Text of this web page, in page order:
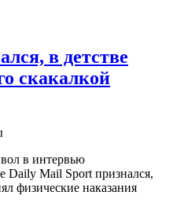
в детстве
скакалкой
в интервью
Daily Mail Sport признался,
физические наказания